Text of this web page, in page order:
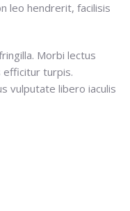
leo hendrerit, facilisis
Morbi lectus
efficitur turpis.
vulputate libero iaculis